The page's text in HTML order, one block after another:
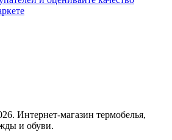
Интернет-магазин термобелья,
и обуви.